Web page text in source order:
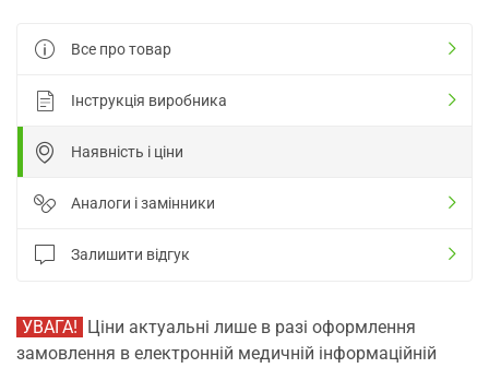
Все про товар
Інструкція виробника
Наявність і ціни
Аналоги і замінники
Залишити відгук
УВАГА! Ціни актуальні лише в разі оформлення
замовлення в електронній медичній інформаційній